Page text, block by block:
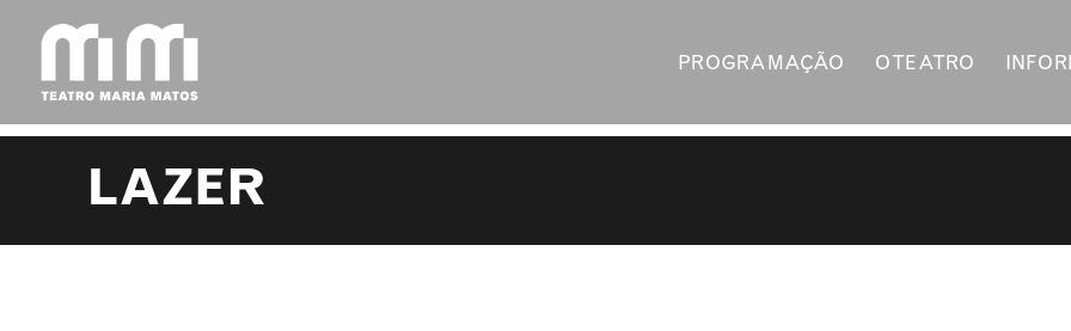
content
PROGRAMAÇÃO O TEATRO
LAZER